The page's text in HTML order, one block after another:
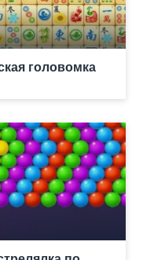
головомка